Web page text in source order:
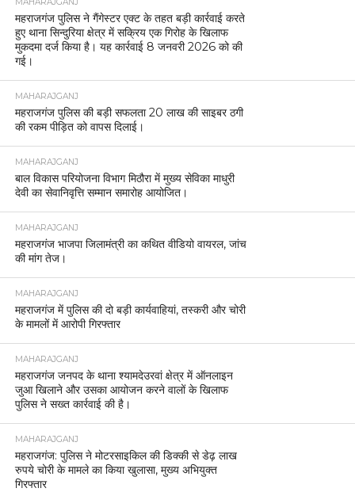
महराजगंज पुलिस ने गैंगेस्टर एक्ट के तहत बड़ी कार्रवाई करते
हुए थाना सिन्दुरिया क्षेत्र में सक्रिय एक गिरोह के खिलाफ
मुकदमा दर्ज किया है। यह कार्रवाई 8 जनवरी 2026 को की
गई।
MAHARAJGANJ
महराजगंज पुलिस की बड़ी सफलता 20 लाख की साइबर ठगी
की रकम पीड़ित को वापस दिलाई।
MAHARAJGANJ
बाल विकास परियोजना विभाग मिठौरा में मुख्य सेविका माधुरी
देवी का सेवानिवृत्ति सम्मान समारोह आयोजित।
MAHARAJGANJ
महराजगंज भाजपा जिलामंत्री का कथित वीडियो वायरल, जांच
की मांग तेज।
MAHARAJGANJ
महराजगंज में पुलिस की दो बड़ी कार्यवाहियां, तस्करी और चोरी
के मामलों में आरोपी गिरफ्तार
MAHARAJGANJ
महराजगंज जनपद के थाना श्यामदेउरवां क्षेत्र में ऑनलाइन
जुआ खिलाने और उसका आयोजन करने वालों के खिलाफ
पुलिस ने सख्त कार्रवाई की है।
MAHARAJGANJ
महराजगंज: पुलिस ने मोटरसाइकिल की डिक्की से डेढ़ लाख
रुपये चोरी के मामले का किया खुलासा, मुख्य अभियुक्त
गिरफ्तार